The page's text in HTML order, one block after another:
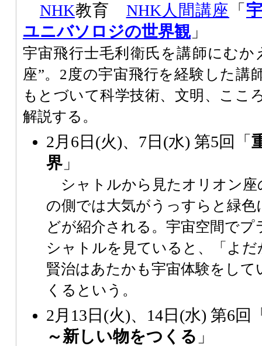
NHK教育 NHK人間講座 「
ユニバソロジの世界観」
宇宙飛行士毛利衛氏を講師にむか
座”。2度の宇宙飛行を経験した講
もとづいて科学技術、文明、ここ
解説する。
2月6日(火)、7日(水) 第5回「
界 」
シャトルから見たオリオン座
の側では大気がうっすらと緑
どが紹介される。宇宙空間で
シャトルを見ていると、「よ
賢治はあたかも宇宙体験をし
くるという。
2月13日(火)、14日(水) 第6回
～新しい物をつくる 」